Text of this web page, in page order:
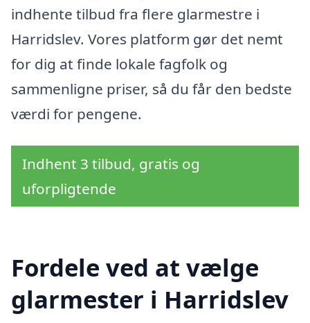
indhente tilbud fra flere glarmestre i
Harridslev. Vores platform gør det nemt
for dig at finde lokale fagfolk og
sammenligne priser, så du får den bedste
værdi for pengene.
Indhent 3 tilbud, gratis og
uforpligtende
Fordele ved at vælge
glarmester i Harridslev